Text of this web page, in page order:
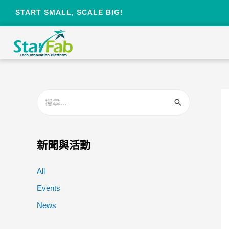
START SMALL, SCALE BIG!
新聞與活動
All
Events
News